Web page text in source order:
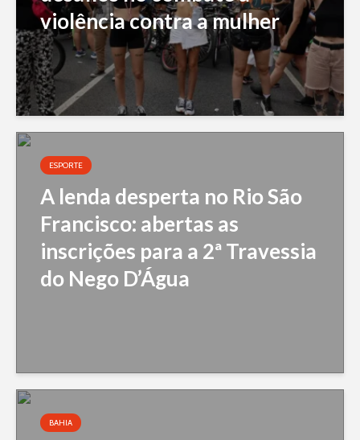
violência contra a mulher
ESPORTE
A lenda desperta no Rio São
Francisco: abertas as
inscrições para a 2ª Travessia
do Nego D’Água
BAHIA